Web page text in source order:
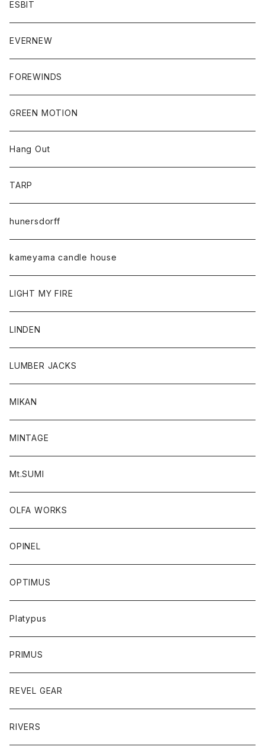
ESBIT
EVERNEW
FOREWINDS
GREEN MOTION
Hang Out
TARP
hunersdorff
kameyama candle house
LIGHT MY FIRE
LINDEN
LUMBER JACKS
MIKAN
MINTAGE
Mt.SUMI
OLFA WORKS
OPINEL
OPTIMUS
Platypus
PRIMUS
REVEL GEAR
RIVERS